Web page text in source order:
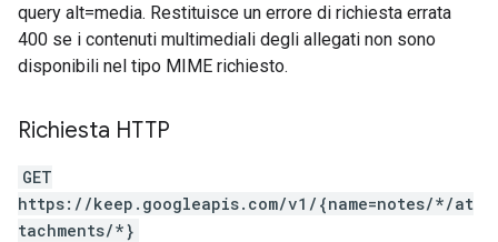
query alt=media. Restituisce un errore di richiesta errata
400 se i contenuti multimediali degli allegati non sono
disponibili nel tipo MIME richiesto.
Richiesta HTTP
GET
https://keep.googleapis.com/v1/{name=notes/*/at
tachments/*}